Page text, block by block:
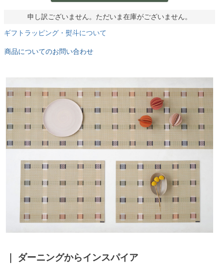
申し訳ございません。ただいま在庫がございません。
ギフトラッピング・熨斗について
商品についてのお問い合わせ
ダーニングからインスパイア